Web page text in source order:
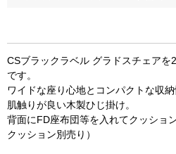
お買い物を続ける
CSブラックラベル グラドスチェアを
です。
ワイドな座り心地とコンパクトな収納
肌触りが良い木製ひじ掛け。
背面にFD座布団等を入れてクッショ
クッション別売り）